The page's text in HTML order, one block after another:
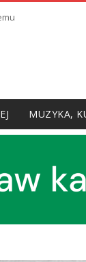
MUZYKA,